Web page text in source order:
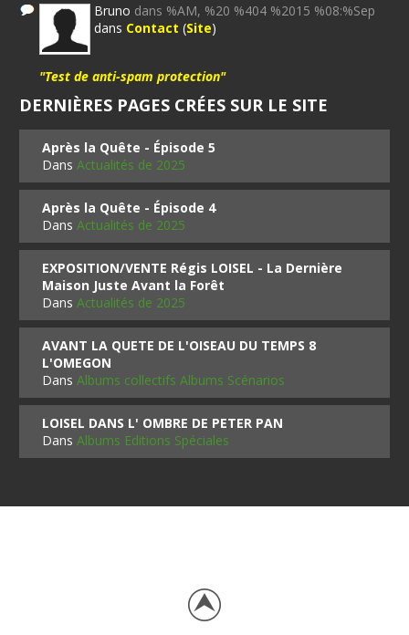
Bruno dans %AM, %20 %404 %2015 %08:%Sep
dans Contact (Site)
"Test de anti-spam protection"
DERNIÈRES PAGES CRÉES SUR LE SITE
Après la Quête - Épisode 5
DansActualités de 2025
Après la Quête - Épisode 4
DansActualités de 2025
EXPOSITION/VENTE Régis LOISEL - La Dernière
Maison Juste Avant la Forêt
DansActualités de 2025
AVANT LA QUETE DE L'OISEAU DU TEMPS 8
L'OMEGON
DansAlbums collectifs Albums Scénarios
LOISEL DANS L' OMBRE DE PETER PAN
DansAlbums Editions Spéciales